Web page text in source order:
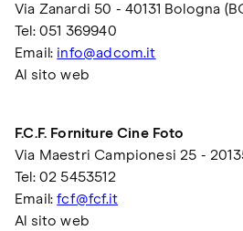
Via Zanardi 50 - 40131 Bologna
Tel: 051 369940
Email: info@adcom.it
Al sito web
F.C.F. Forniture Cine Foto
Via Maestri Campionesi 25 -
Tel: 02 5453512
Email:fcf@fcf.it
Al sito web